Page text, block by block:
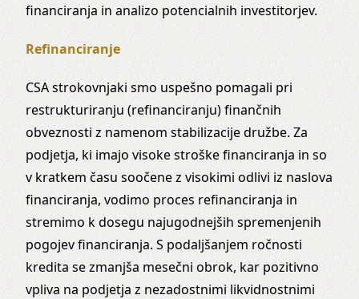
financiranja in analizo potencialnih investitorjev.
Refinanciranje
CSA strokovnjaki smo uspešno pomagali pri
restrukturiranju (refinanciranju) finančnih
obveznosti z namenom stabilizacije družbe. Za
podjetja, ki imajo visoke stroške financiranja in so
v kratkem času soočene z visokimi odlivi iz naslova
financiranja, vodimo proces refinanciranja in
stremimo k dosegu najugodnejših spremenjenih
pogojev financiranja. S podaljšanjem ročnosti
kredita se zmanjša mesečni obrok, kar pozitivno
vpliva na podjetja z nezadostnimi likvidnostnimi